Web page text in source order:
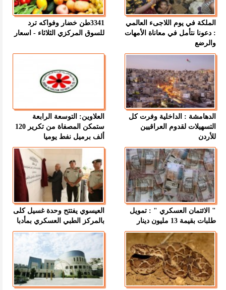
الملكة في يوم اللاجىء العالمي
: دعونا نتأمل في معاناة الأمهات
والرضع
3341طن خضار وفواكه ترد
للسوق المركزي الثلاثاء - اسعار
الدهامشة : الداخلية وفرت كل
التسهيلات لقدوم العراقيين
للأردن
العلاوين: التوسعة الرابعة
ستمكن المصفاة من تكرير 120
ألف برميل نفط يوميا
" الائتمان العسكري " : تمويل
طلبات بقيمة 13 مليون دينار
العيسوي يفتتح وحدة غسيل كلى
بالمركز الطبي العسكري بمأدبا